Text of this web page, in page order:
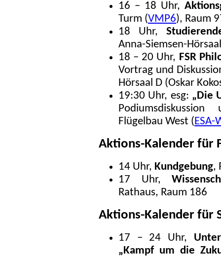
16 – 18 Uhr,
Turm (VMP6), Raum
18 Uhr,
Anna-Siemsen-Hörsaal
18 – 20 Uhr, FSR
Vortrag und
Hörsaal D (Oskar
19:30 Uhr, esg: „Die
Flügelbau West (ESA-
Aktions-Kalender für
14 Uhr, Kundgebung,
17 Uhr,
Rathaus, Raum 186
Aktions-Kalender für
17 – 24 Uhr,
„Kampf um die